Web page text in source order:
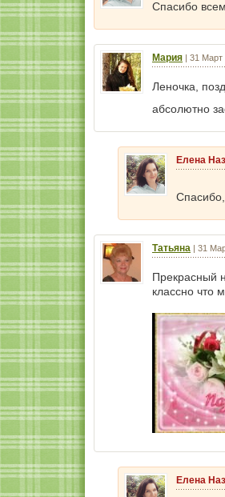
Спасибо
Мария | 31 Март
Леночка,
абсолютно
Елена
Татьяна | 31
Прекрасный
классно что
Елена